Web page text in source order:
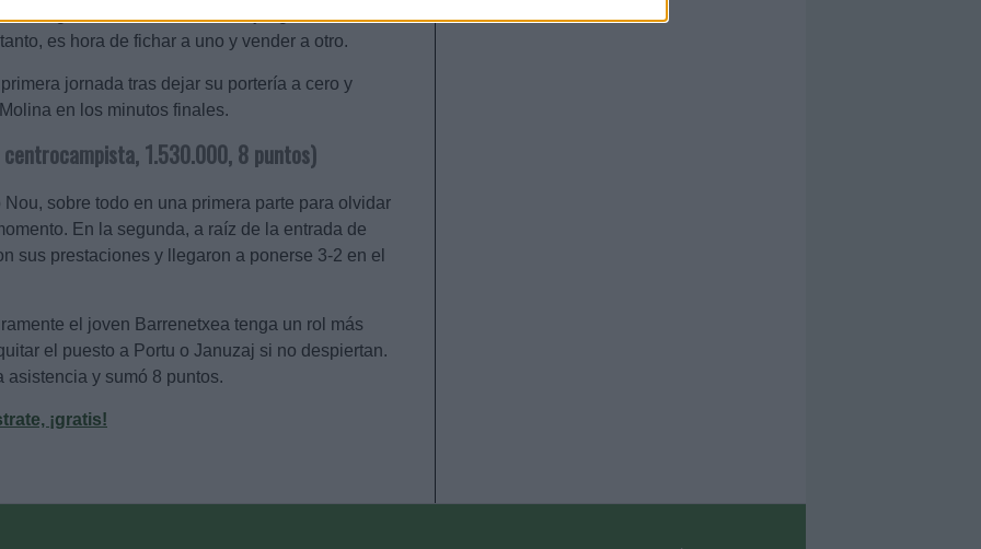
El argentino sólo cuesta en el juego 550.000 €,
es hora de fichar a uno y vender a otro.
jornada tras dejar su portería a cero y
en los minutos finales.
1.530.000, 8 puntos)
sobre todo en una primera parte para olvidar
En la segunda, a raíz de la entrada de
sus prestaciones y llegaron a ponerse 3-2 en el
el joven Barrenetxea tenga un rol más
el puesto a Portu o Januzaj si no despiertan.
asistencia y sumó 8 puntos.
¡gratis!